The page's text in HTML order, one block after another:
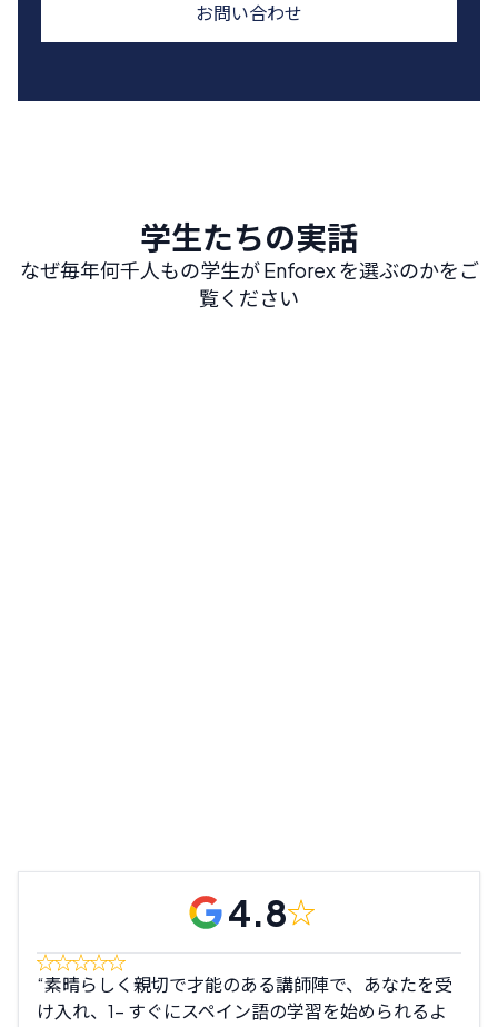
お問い合わせ
学生たちの実話
なぜ毎年何千人もの学生が Enforex を選ぶのかをご
覧ください
4.8
素晴らしく親切で才能のある講師陣で、あなたを受
け入れ、1- すぐにスペイン語の学習を始められるよ